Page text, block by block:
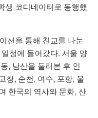
생 코디네이터로 동행했
션을 통해 친교를 나눈
정에 들어갔다. 서울 양
, 남산을 둘러본 후 인
창, 순천, 여수, 포항, 울
한국의 역사와 문화, 산